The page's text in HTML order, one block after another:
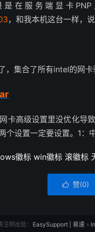
在服务端显卡
，和我本机这台一样，
，集合了所有intel的网
高级设置里没优化导致
设置一定要设置。1：中
徽标 win徽标 滚徽标
 赞(0)
注明出处： EasySupport | 易速 »